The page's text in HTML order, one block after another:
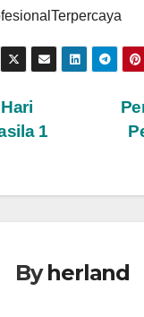
1
Byherland